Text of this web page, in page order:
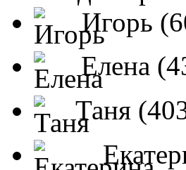
Игорь
Елена
Таня